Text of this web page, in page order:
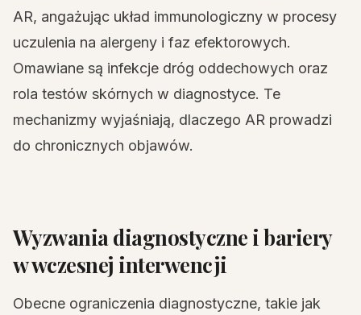
AR, angażując układ immunologiczny w procesy
uczulenia na alergeny i faz efektorowych.
Omawiane są infekcje dróg oddechowych oraz
rola testów skórnych w diagnostyce. Te
mechanizmy wyjaśniają, dlaczego AR prowadzi
do chronicznych objawów.
Wyzwania diagnostyczne i bariery
w wczesnej interwencji
Obecne ograniczenia diagnostyczne, takie jak